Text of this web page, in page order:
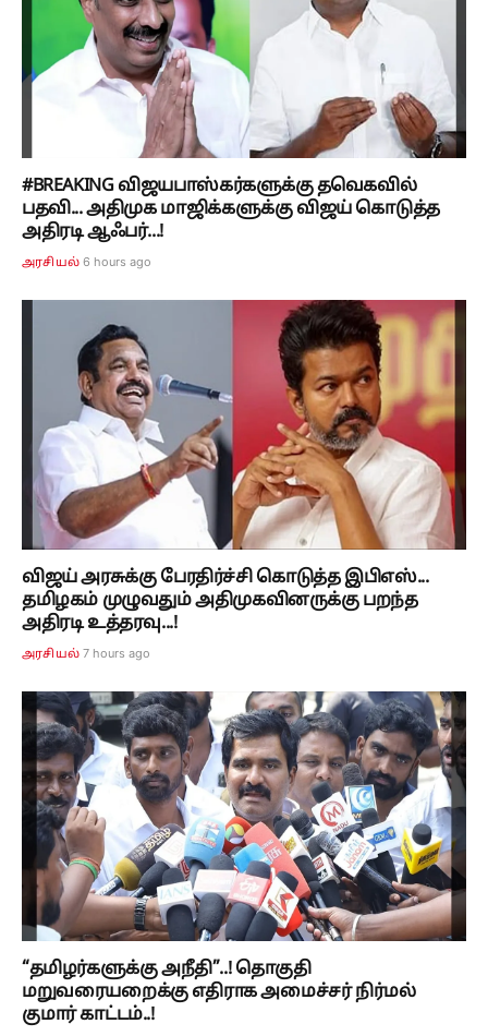
#BREAKING விஜயபாஸ்கர்களுக்கு தவெகவில்
பதவி... அதிமுக மாஜிக்களுக்கு விஜய் கொடுத்த
அதிரடி ஆஃபர்...!
அரசியல் 6 hours ago
விஜய் அரசுக்கு பேரதிர்ச்சி கொடுத்த இபிஎஸ்...
தமிழகம் முழுவதும் அதிமுகவினருக்கு பறந்த
அதிரடி உத்தரவு...!
அரசியல் 7 hours ago
“தமிழர்களுக்கு அநீதி”..! தொகுதி
மறுவரையறைக்கு எதிராக அமைச்சர் நிர்மல்
குமார் காட்டம்..!